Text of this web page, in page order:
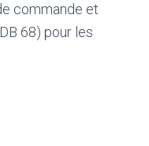
commande et
68) pour les